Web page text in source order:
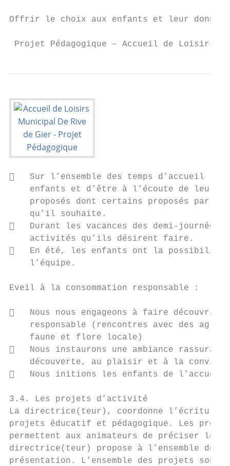
Offrir le choix aux enfants et leur
Projet Pédagogique – Accueil de
   Sur l’ensemble des temps d’accueil
enfants et d’être à l’écoute de leurs
proposés dont certains proposés par
    qu’il souhaite.
   Durant les vacances des demi-
    activités qu’ils désirent faire.
   En été, les enfants ont la possibilité
    l’équipe.
Eveil à la consommation responsable :
   Nous nous engageons à faire
responsable (rencontres avec des
    faune et flore locale)
   Nous instaurons une ambiance
découverte, au plaisir et à la
   Nous initions les enfants de l’accueil
3.4. Les projets d’activité
La directrice(teur), coordonne l’écriture
projets éducatif et pédagogique. Les
permettent aux animateurs de préciser le
directrice(teur) propose à l’ensemble des
présentation. L’ensemble des projets sont